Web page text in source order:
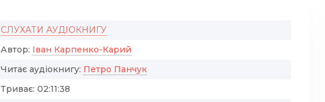
СЛУХАТИ АУДІОКНИГУ
Автор: Іван Карпенко-Карий
Читає аудіокнигу: Петро Панчук
Триває: 02:11:38